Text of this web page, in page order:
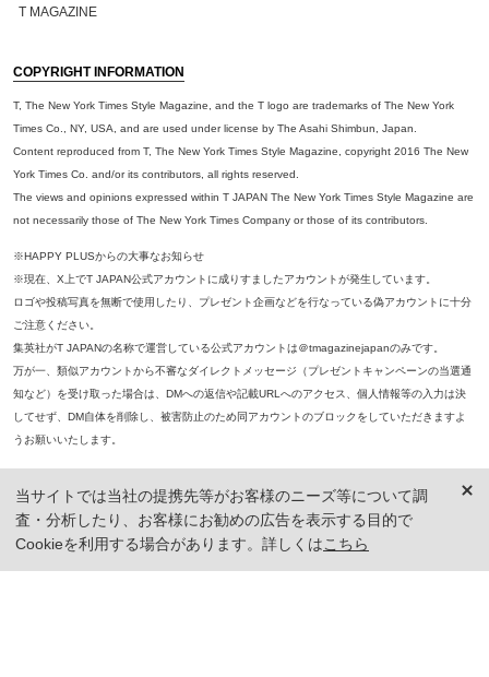
T MAGAZINE
COPYRIGHT INFORMATION
T, The New York Times Style Magazine, and the T logo are trademarks of The New York
Times Co., NY, USA, and are used under license by The Asahi Shimbun, Japan.
Content reproduced from T, The New York Times Style Magazine, copyright 2016 The New
York Times Co. and/or its contributors, all rights reserved.
The views and opinions expressed within T JAPAN The New York Times Style Magazine are
not necessarily those of The New York Times Company or those of its contributors.
※HAPPY PLUSからの大事なお知らせ
※現在、X上でT JAPAN公式アカウントに成りすましたアカウントが発生しています。
ロゴや投稿写真を無断で使用したり、プレゼント企画などを行なっている偽アカウントに十分
ご注意ください。
集英社がT JAPANの名称で運営している公式アカウントは＠tmagazinejapanのみです。
万が一、類似アカウントから不審なダイレクトメッセージ（プレゼントキャンペーンの当選通
知など）を受け取った場合は、DMへの返信や記載URLへのアクセス、個人情報等の入力は決
してせず、DM自体を削除し、被害防止のため同アカウントのブロックをしていただきますよ
うお願いいたします。
※ 掲載商品の価格は、特に記載がないかぎり、「税込価格」で表示しています。ただし、2021年3月18日以前に公開し
た記事については「本体価格（税抜）」での表示となり、 掲載価格には消費税が含まれておりませんのでご注意くだ
当サイトでは当社の提携先等がお客様のニーズ等について調
査・分析したり、お客様にお勧めの広告を表示する目的で
Cookieを利用する場合があります。詳しくはこちら